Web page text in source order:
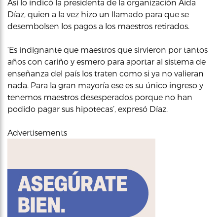
Así lo indicó la presidenta de la organización Aida
Díaz, quien a la vez hizo un llamado para que se
desembolsen los pagos a los maestros retirados.
‘Es indignante que maestros que sirvieron por tantos
años con cariño y esmero para aportar al sistema de
enseñanza del país los traten como si ya no valieran
nada. Para la gran mayoría ese es su único ingreso y
tenemos maestros desesperados porque no han
podido pagar sus hipotecas’, expresó Díaz.
Advertisements